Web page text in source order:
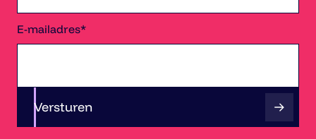
E-mailadres*
Versturen